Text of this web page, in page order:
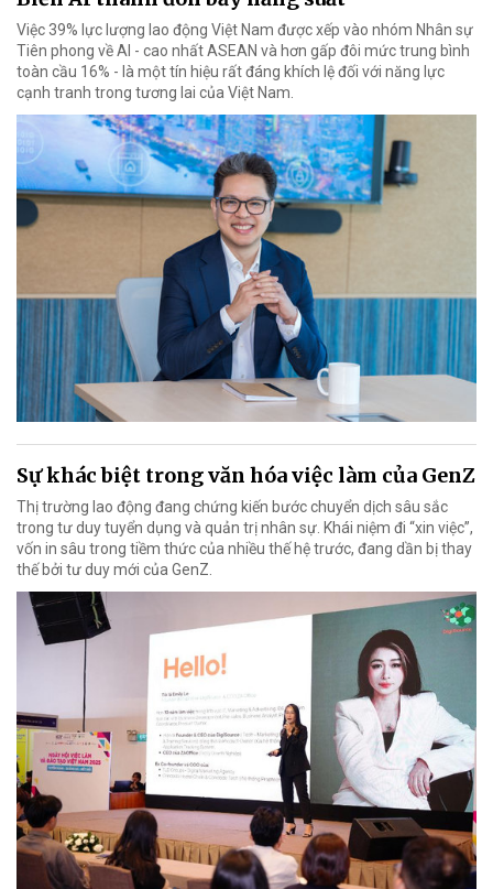
Việc 39% lực lượng lao động Việt Nam được xếp vào nhóm Nhân sự
Tiên phong về AI - cao nhất ASEAN và hơn gấp đôi mức trung bình
toàn cầu 16% - là một tín hiệu rất đáng khích lệ đối với năng lực
cạnh tranh trong tương lai của Việt Nam.
Sự khác biệt trong văn hóa việc làm của GenZ
Thị trường lao động đang chứng kiến bước chuyển dịch sâu sắc
trong tư duy tuyển dụng và quản trị nhân sự. Khái niệm đi “xin việc”,
vốn in sâu trong tiềm thức của nhiều thế hệ trước, đang dần bị thay
thế bởi tư duy mới của GenZ.